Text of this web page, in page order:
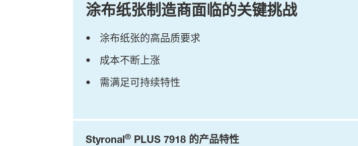
涂布纸张制造商面临的关键挑战
• 涂布纸张的高品质要求
• 成本不断上涨
• 需满足可持续特性
Styronal®PLUS 7918 的产品特性